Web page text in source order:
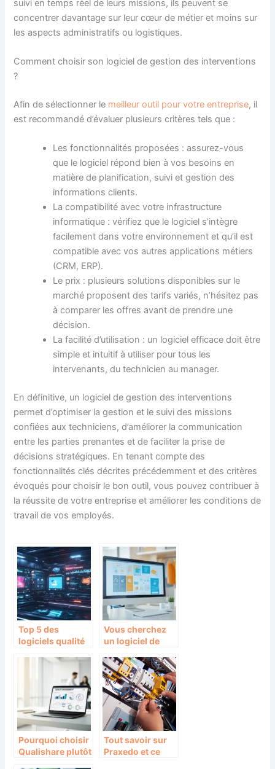
suivi en temps réel de leurs missions, ils peuvent se
concentrer davantage sur leur cœur de métier et moins sur
les aspects administratifs ou logistiques.
Comment choisir son logiciel de gestion des interventions
?
Afin de sélectionner le meilleur outil pour votre entreprise, il
est recommandé d’évaluer plusieurs critères tels que :
Les fonctionnalités proposées : assurez-vous
que le logiciel répond bien à vos besoins en
matière de planification, suivi et gestion des
informations clients.
La compatibilité avec votre infrastructure
informatique : vérifiez que le logiciel s’intègre
facilement dans votre environnement et qu’il est
compatible avec vos autres applications métiers
(CRM, ERP).
Le prix : plusieurs solutions disponibles sur le
marché proposent des tarifs variés, n’hésitez pas
à comparer les offres avant de prendre une
décision.
La facilité d’utilisation : un logiciel efficace doit être
simple et intuitif à utiliser pour tous les
intervenants, du technicien au manager.
En définitive, un logiciel de gestion des interventions
permet d’optimiser la gestion et le suivi des missions
confiées aux techniciens, d’améliorer la communication
entre les parties prenantes et de faciliter la prise de
décisions stratégiques. En tenant compte des
fonctionnalités clés décrites précédemment et des critères
évoqués pour choisir le bon outil, vous pouvez contribuer à
la réussite de votre entreprise et améliorer les conditions de
travail de vos employés.
Top 5 des
logiciels qualité
Qualishare vs
Qualipro vs
Avanteam vs
BlueKanGo
Vous cherchez
un logiciel de
pressing gratuit
? Guide complet
des
fonctionnalités
essentielles
Pourquoi choisir
Qualishare plutôt
Tout savoir sur
Praxedo et ce